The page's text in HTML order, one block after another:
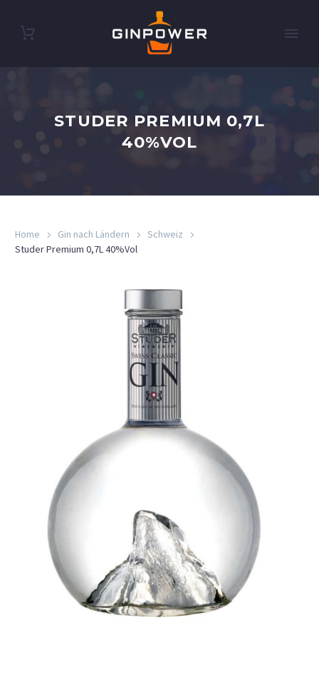
STUDER PREMIUM 0,7L
40%VOL
Home Gin nach Ländern
Schweiz
Studer Premium 0,7L 40%Vol